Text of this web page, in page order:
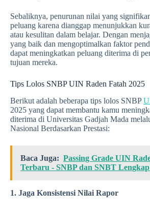
Sebaliknya, penurunan nilai yang
peluang karena dianggap menunjukkan
atau kesulitan dalam belajar. Dengan
yang baik dan mengoptimalkan faktor
dapat meningkatkan peluang diterima di
tujuan mereka.
Tips Lolos SNBP UIN Raden Fatah 2025
Berikut adalah beberapa tips lolos SNBP
2025 yang dapat membantu kamu
diterima di Universitas Gadjah Mada
Nasional Berdasarkan Prestasi:
Baca Juga: Passing Grade UIN
Terbaru - SNBP dan SNBT
1. Jaga Konsistensi Nilai Rapor